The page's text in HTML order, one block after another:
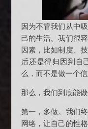
因为不管我们从中
己的生活。我们很
因素，比如制度、
后还是得归因到
么，而不是做一个信
那么，我们到底能
第一，多做。我们
网络，让自己的性